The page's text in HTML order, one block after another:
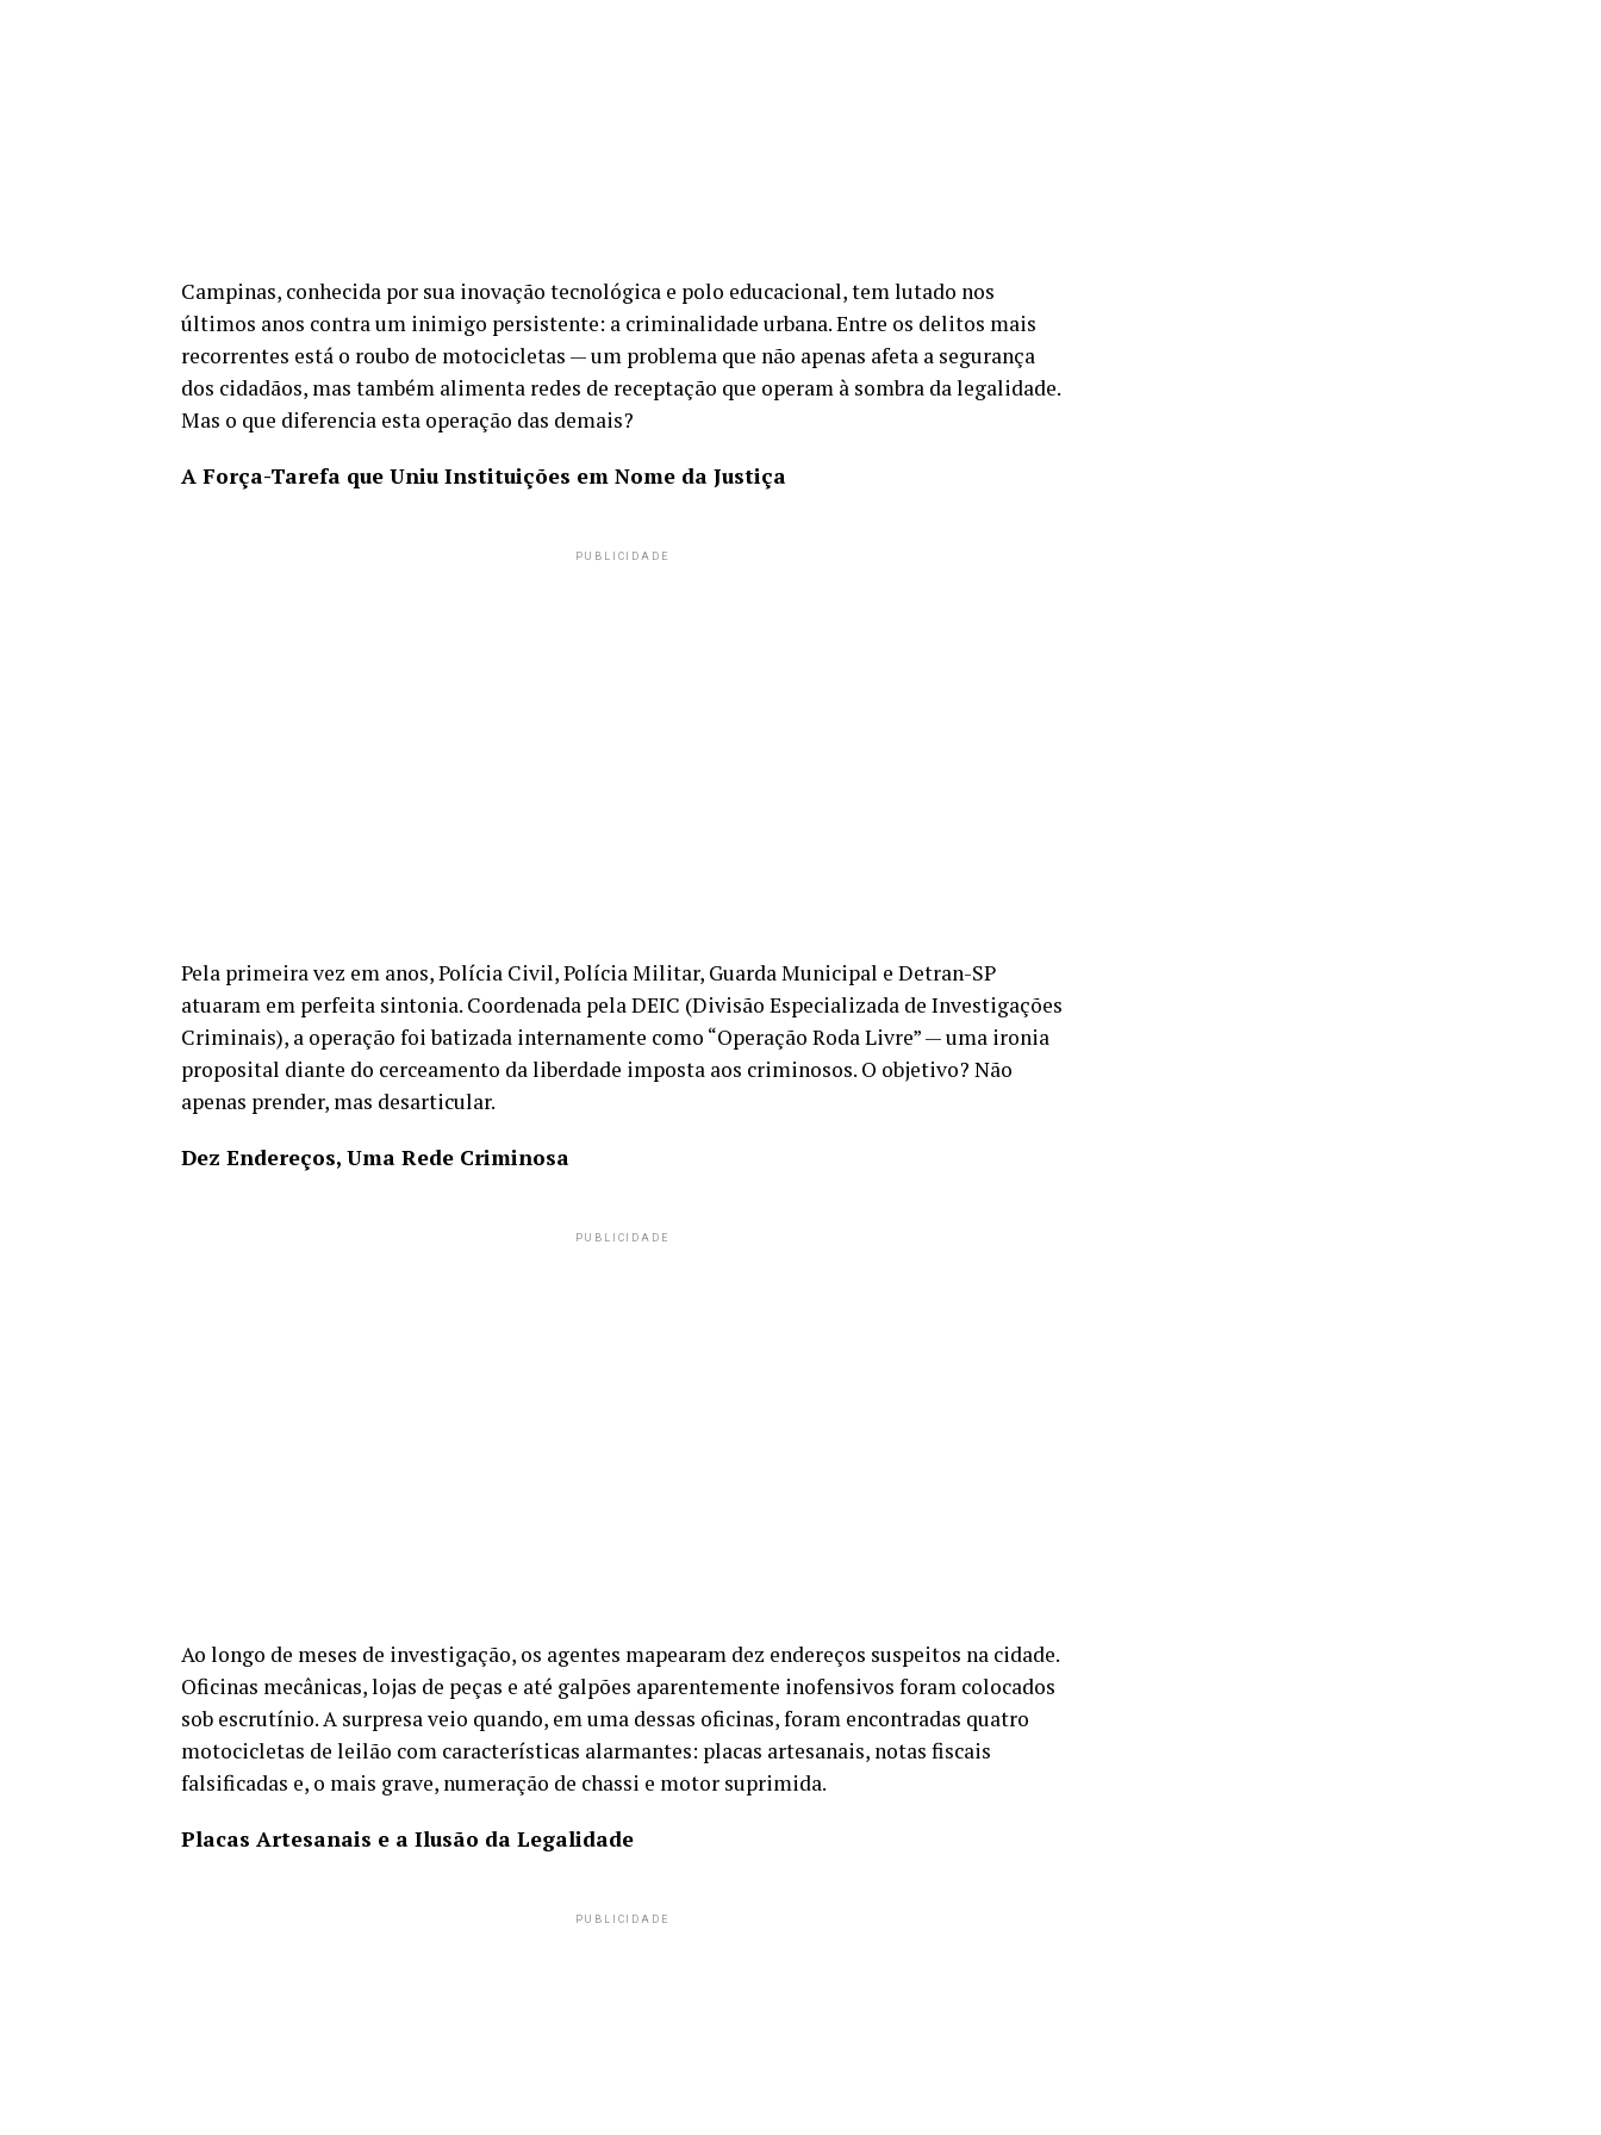
Campinas, conhecida por sua inovação tecnológica e polo educacional, tem lutado nos
últimos anos contra um inimigo persistente: a criminalidade urbana. Entre os delitos mais
recorrentes está o roubo de motocicletas — um problema que não apenas afeta a segurança
dos cidadãos, mas também alimenta redes de receptação que operam à sombra da legalidade.
Mas o que diferencia esta operação das demais?
A Força-Tarefa que Uniu Instituições em Nome da Justiça
PUBLICIDADE
Pela primeira vez em anos, Polícia Civil, Polícia Militar, Guarda Municipal e Detran-SP
atuaram em perfeita sintonia. Coordenada pela DEIC (Divisão Especializada de Investigações
Criminais), a operação foi batizada internamente como “Operação Roda Livre” — uma ironia
proposital diante do cerceamento da liberdade imposta aos criminosos. O objetivo? Não
apenas prender, mas desarticular.
Dez Endereços, Uma Rede Criminosa
PUBLICIDADE
Ao longo de meses de investigação, os agentes mapearam dez endereços suspeitos na cidade.
Oficinas mecânicas, lojas de peças e até galpões aparentemente inofensivos foram colocados
sob escrutínio. A surpresa veio quando, em uma dessas oficinas, foram encontradas quatro
motocicletas de leilão com características alarmantes: placas artesanais, notas fiscais
falsificadas e, o mais grave, numeração de chassi e motor suprimida.
Placas Artesanais e a Ilusão da Legalidade
PUBLICIDADE